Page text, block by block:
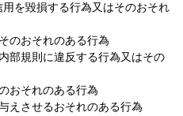
を毀損する行為又はそのおそれ
のおそれのある行為
部規則に違反する行為又はその
おそれのある行為
えさせるおそれのある行為